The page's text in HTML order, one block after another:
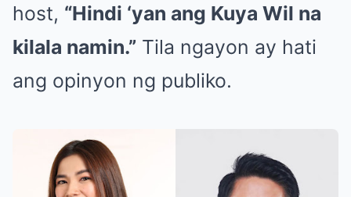
host, “Hindi ‘yan ang Kuya Wil na
kilala namin.” Tila ngayon ay hati
ang opinyon ng publiko.